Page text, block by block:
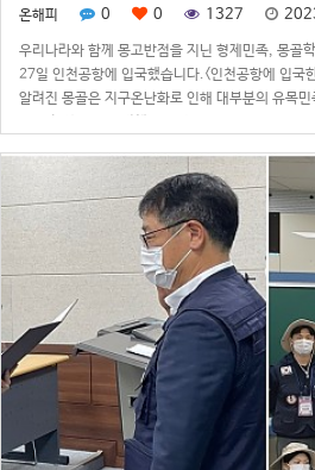
온해피 0 0 1327
우리나라와 함께 몽고반점을 지닌 형제민족, 몽골
27일 인천공항에 입국했습니다.<인천공항에 입국
알려진 몽골은 지구온난화로 인해 대부분의 유목